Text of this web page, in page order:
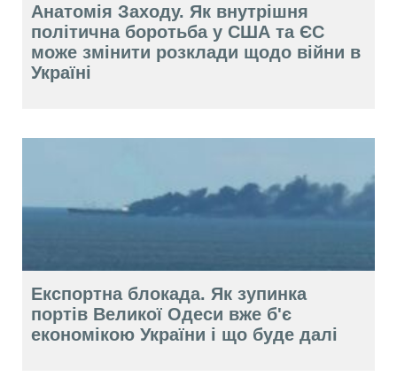
Анатомія Заходу. Як внутрішня
політична боротьба у США та ЄС
може змінити розклади щодо війни в
Україні
Експортна блокада. Як зупинка
портів Великої Одеси вже б'є
економікою України і що буде далі